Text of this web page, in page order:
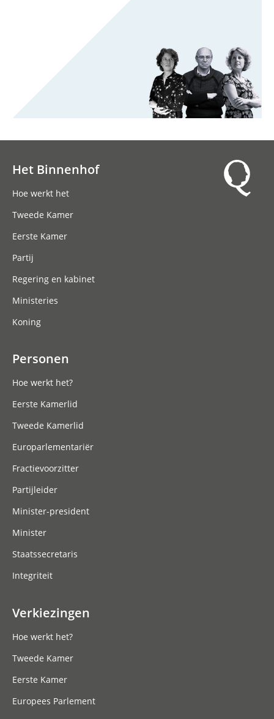
Het Binnenhof
Hoe werkt het
Tweede Kamer
Eerste Kamer
Partij
Regering en kabinet
Ministeries
Koning
Personen
Hoe werkt het?
Eerste Kamerlid
Tweede Kamerlid
Europarlementariër
Fractievoorzitter
Partijleider
Minister-president
Minister
Staatssecretaris
Integriteit
Verkiezingen
Hoe werkt het?
Tweede Kamer
Eerste Kamer
Europees Parlement